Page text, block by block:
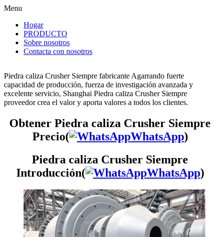
Menu
Hogar
PRODUCTO
Sobre nosotros
Contacta con nosotros
Piedra caliza Crusher Siempre fabricante Agarrando fuerte
capacidad de producción, fuerza de investigación avanzada y
excelente servicio, Shanghai Piedra caliza Crusher Siempre
proveedor crea el valor y aporta valores a todos los clientes.
Obtener Piedra caliza Crusher Siempre
Precio(
WhatsApp)
Piedra caliza Crusher Siempre
Introducción(
WhatsApp)